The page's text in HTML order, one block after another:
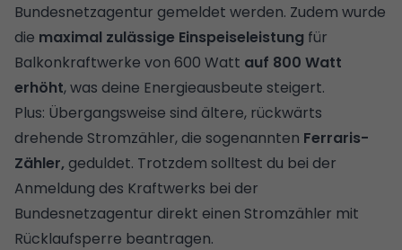
Bundesnetzagentur gemeldet werden. Zudem wurde
die maximal zulässige Einspeiseleistung für
Balkonkraftwerke von 600 Watt auf 800 Watt
erhöht, was deine Energieausbeute steigert.
Plus: Übergangsweise sind ältere, rückwärts
drehende Stromzähler, die sogenannten Ferraris-
Zähler,geduldet. Trotzdem solltest du bei der
Anmeldung des Kraftwerks bei der
Bundesnetzagentur direkt einen Stromzähler mit
Rücklaufsperre beantragen.